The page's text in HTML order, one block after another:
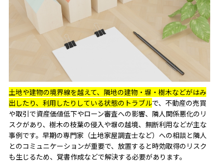
土地や建物の境界線を越えて、隣地の建物・塀・樹木などがはみ
出したり、利用したりしている状態のトラブルで、不動産の売買
や取引で資産価値低下やローン審査への影響、隣人関係悪化のリ
スクがあり、樹木の枝葉の侵入や塀の越境、無断利用などが主な
事例です。早期の専門家（土地家屋調査士など）への相談と隣人
とのコミュニケーションが重要で、放置すると時効取得のリスク
も生じるため、覚書作成などで解決する必要があります。